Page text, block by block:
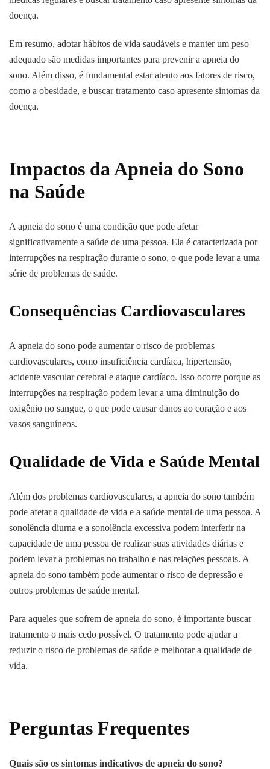
doença.
Em resumo, adotar hábitos de vida saudáveis e manter um peso
adequado são medidas importantes para prevenir a apneia do
sono. Além disso, é fundamental estar atento aos fatores de risco,
como a obesidade, e buscar tratamento caso apresente sintomas da
doença.
Impactos da Apneia do Sono
na Saúde
A apneia do sono é uma condição que pode afetar
significativamente a saúde de uma pessoa. Ela é caracterizada por
interrupções na respiração durante o sono, o que pode levar a uma
série de problemas de saúde.
Consequências Cardiovasculares
A apneia do sono pode aumentar o risco de problemas
cardiovasculares, como insuficiência cardíaca, hipertensão,
acidente vascular cerebral e ataque cardíaco. Isso ocorre porque as
interrupções na respiração podem levar a uma diminuição do
oxigênio no sangue, o que pode causar danos ao coração e aos
vasos sanguíneos.
Qualidade de Vida e Saúde Mental
Além dos problemas cardiovasculares, a apneia do sono também
pode afetar a qualidade de vida e a saúde mental de uma pessoa. A
sonolência diurna e a sonolência excessiva podem interferir na
capacidade de uma pessoa de realizar suas atividades diárias e
podem levar a problemas no trabalho e nas relações pessoais. A
apneia do sono também pode aumentar o risco de depressão e
outros problemas de saúde mental.
Para aqueles que sofrem de apneia do sono, é importante buscar
tratamento o mais cedo possível. O tratamento pode ajudar a
reduzir o risco de problemas de saúde e melhorar a qualidade de
vida.
Perguntas Frequentes
Quais são os sintomas indicativos de apneia do sono?